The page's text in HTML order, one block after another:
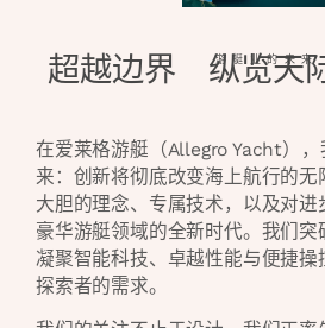
游艇业的未来
超越边界 纵览天
在爱莱格游艇（Allegro Yacht）
来：创新将彻底改变海上航行的
大胆的理念、专属技术，以及对进
豪华游艇领域的全新时代。我们突
凝聚智能科技、卓越性能与便捷
探索者的需求。